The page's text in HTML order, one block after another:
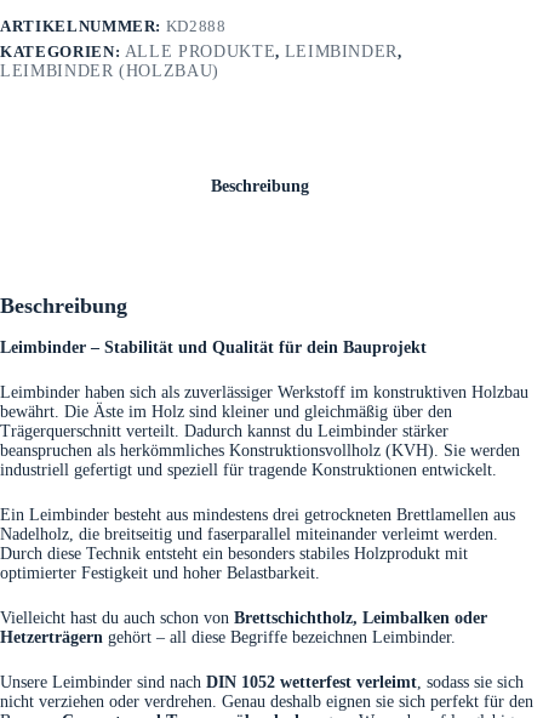
ARTIKELNUMMER: KD2888
KATEGORIEN: ALLE PRODUKTE, LEIMBINDER,
LEIMBINDER (HOLZBAU)
Beschreibung
Beschreibung
Leimbinder – Stabilität und Qualität für dein Bauprojekt
Leimbinder haben sich als zuverlässiger Werkstoff im konstruktiven Holzbau
bewährt. Die Äste im Holz sind kleiner und gleichmäßig über den
Trägerquerschnitt verteilt. Dadurch kannst du Leimbinder stärker
beanspruchen als herkömmliches Konstruktionsvollholz (KVH). Sie werden
industriell gefertigt und speziell für tragende Konstruktionen entwickelt.
Ein Leimbinder besteht aus mindestens drei getrockneten Brettlamellen aus
Nadelholz, die breitseitig und faserparallel miteinander verleimt werden.
Durch diese Technik entsteht ein besonders stabiles Holzprodukt mit
optimierter Festigkeit und hoher Belastbarkeit.
Vielleicht hast du auch schon von Brettschichtholz, Leimbalken oder
Hetzerträgern gehört – all diese Begriffe bezeichnen Leimbinder.
Unsere Leimbinder sind nach DIN 1052 wetterfest verleimt , sodass sie sich
nicht verziehen oder verdrehen. Genau deshalb eignen sie sich perfekt für den